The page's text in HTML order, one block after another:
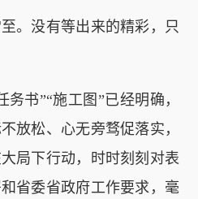
没有等出来的精彩，只
书”“施工图”已经明确，
放松、心无旁骛促落实，
局下行动，时时刻刻对表
省委省政府工作要求，毫